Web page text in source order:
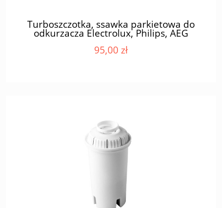
Turboszczotka, ssawka parkietowa do
odkurzacza Electrolux, Philips, AEG
Samsung PKIT01
95,00 zł